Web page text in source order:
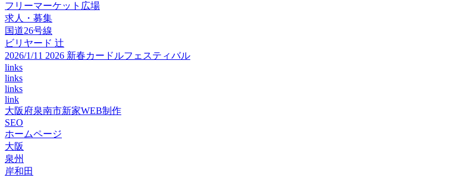
フリーマーケット広場
求人・募集
国道26号線
ビリヤード 辻
2026/1/11 2026 新春カードルフェスティバル
links
links
links
link
大阪府泉南市新家WEB制作
SEO
ホームページ
大阪
泉州
岸和田